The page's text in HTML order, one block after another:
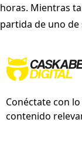
horas. Mientras
partida de uno
Conéctate con
contenido